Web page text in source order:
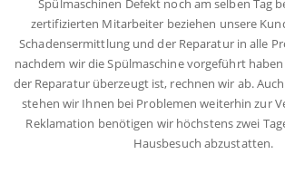
Spülmaschinen Defekt noch am selben Tag
zertifizierten Mitarbeiter beziehen unsere
Schadensermittlung und der Reparatur in alle
nachdem wir die Spülmaschine vorgeführt
der Reparatur überzeugt ist, rechnen wir ab.
stehen wir Ihnen bei Problemen weiterhin zur
Reklamation benötigen wir höchstens zwei
Hausbesuch abzustatten.